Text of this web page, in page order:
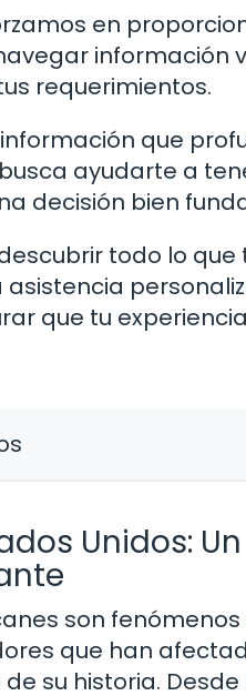
en
información
requerimientos.
que
ayudarte a
decisión bien
todo lo
que tu
Unidos:
son
que han
su historia.